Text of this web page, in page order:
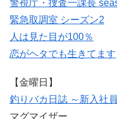
警視庁・捜査一課長
緊急取調室 シーズン2
人は見た目が100％
恋がヘタでも生きてます
【金曜日】
釣りバカ日誌 ～新入社
マグマイザー